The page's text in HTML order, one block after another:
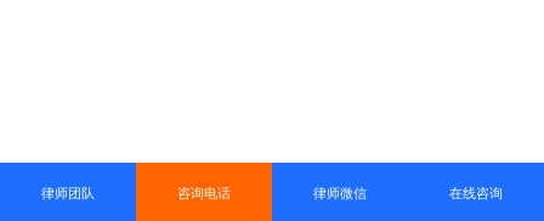
律师团队 咨询电话 律师微信 在线咨询